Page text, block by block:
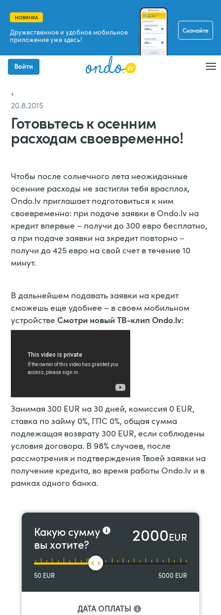
НОВИНКА
Дружественное и удобное мобильное
приложение уже здесь!
Скачайте
Войти
20.8.2015
Готовьтесь к осенним
расходам своевременно!
Чтобы после солнечного лета неожиданные
осенние расходы не застигли тебя врасплох,
Ondo.lv приглашает подготовиться к ним
своевременно: при подаче заявки в Ondo.lv на
кредит впервые – получи до 300 евро бесплатно,
а при подаче заявки на зкредит повторно –
получи до 425 евро на свой счет в течение 10
минут.
В дальнейшем подавать заявки на кредит
сможешь еще удобнее – в своем мобильном
устройствеСмотри новый ТВ-клип Ondo.lv:
Занимая 300 EUR на 30 дней, комиссия 0 EUR,
ставка по займу 0%, ГПС 0%, общая сумма
подлежащая возврату 300 EUR, если соблюдены
условия договора. В 98% случаев, после
рассмотрения и подтверждения Твоей заявки на
получение кредита, во время работы Ondo.lv и в
рамках одного банка.
Какую сумму
вы хотите?
2000EUR
50 EUR 5000 EUR
ДАТА ОПЛАТЫ